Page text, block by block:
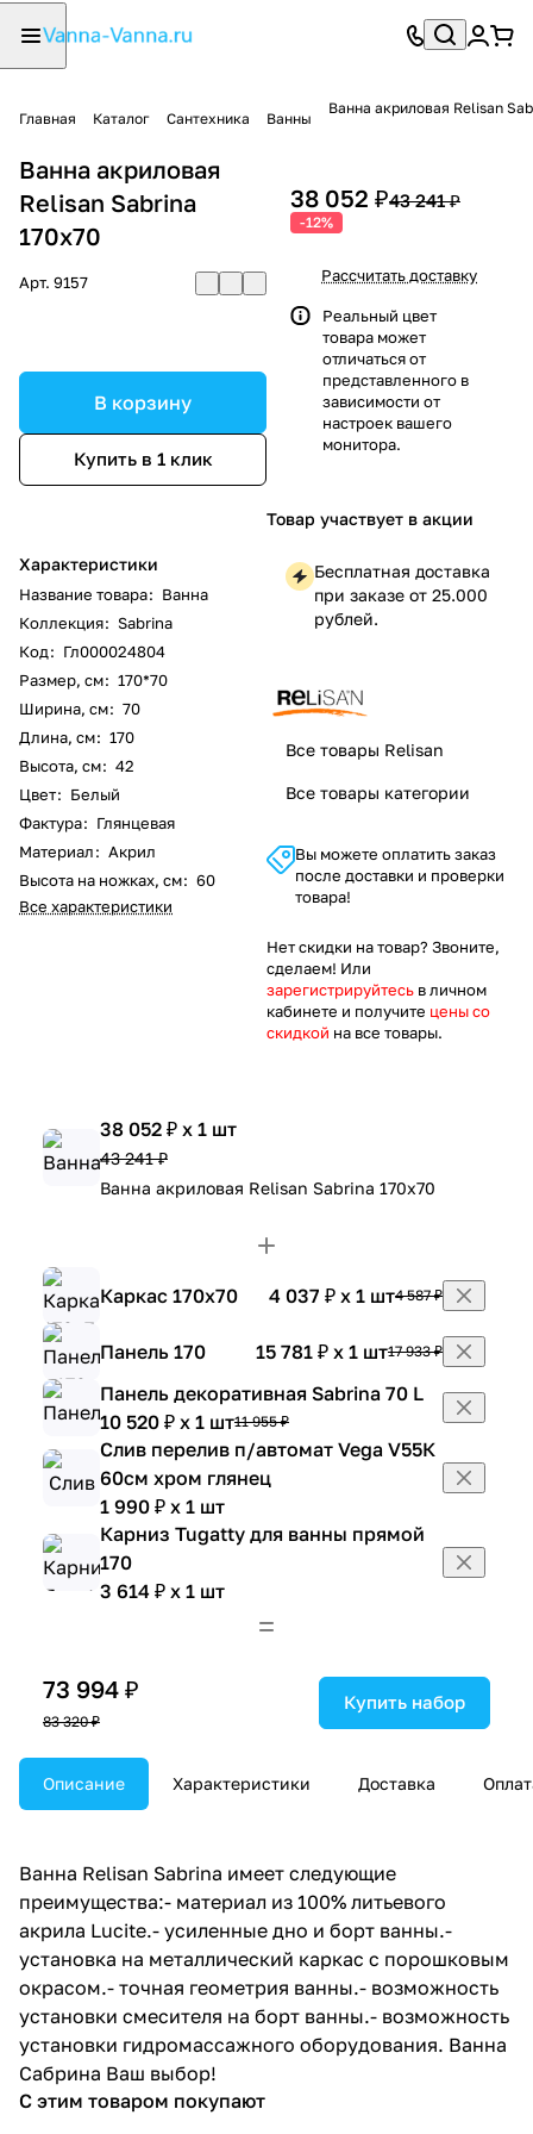
Главная Каталог Сантехника Ванны
Ванна акриловая Relisan
Ванна акриловая
Relisan Sabrina
170х70
Арт. 9157
В корзину
Купить в 1 клик
Характеристики
Название товара: Ванна
Коллекция: Sabrina
Код: Гл000024804
Размер, см: 170*70
Ширина, см: 70
Длина, см: 170
Высота, см: 42
Цвет: Белый
Фактура: Глянцевая
Материал: Акрил
Высота на ножках, см: 60
Все характеристики
38 052 ₽43 241 ₽
-12%
Рассчитать доставку
Реальный цвет
товара может
отличаться от
представленного в
зависимости от
настроек вашего
монитора.
Товар участвует в акции
Бесплатная доставка
при заказе от 25.000
рублей.
Все товары Relisan
Все товары категории
Вы можете оплатить заказ
после доставки и проверки
товара!
Нет скидки на товар? Звоните,
сделаем! Или
зарегистрируйтесь в личном
кабинете и получите цены со
скидкой на все товары.
38 052 ₽ x 1 шт
43 241 ₽
Ванна акриловая Relisan Sabrina 170х70
Каркас 170х70 4 037 ₽ x 1 шт4 587 ₽
Панель 170 15 781 ₽ x 1 шт17 933 ₽
Панель декоративная Sabrina 70 L
10 520 ₽ x 1 шт11 955 ₽
Слив перелив п/автомат Vega V55К
60см хром глянец
1 990 ₽ x 1 шт
Карниз Tugatty для ванны прямой
170
3 614 ₽ x 1 шт
73 994 ₽
83 320 ₽
Купить набор
Описание Характеристики Доставка
Ванна Relisan Sabrina имеет следующие
преимущества:- материал из 100% литьевого
акрила Lucite.- усиленные дно и борт ванны.-
установка на металлический каркас с порошковым
окрасом.- точная геометрия ванны.- возможность
установки смесителя на борт ванны.- возможность
установки гидромассажного оборудования. Ванна
Сабрина Ваш выбор!
С этим товаром покупают